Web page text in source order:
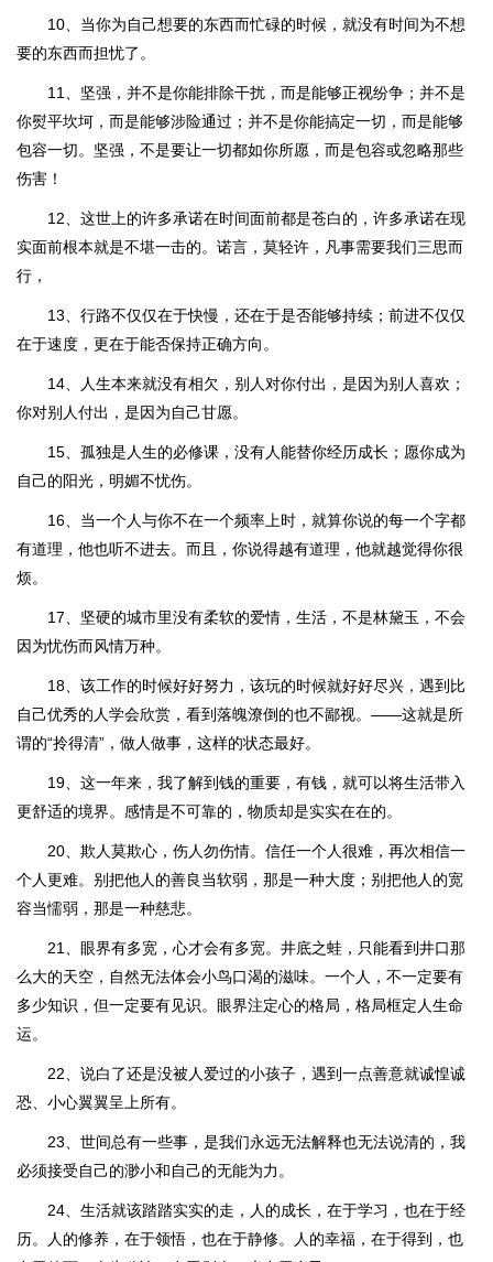
10、当你为自己想要的东西而忙碌的时候，就没有时间为不想
要的东西而担忧了。
11、坚强，并不是你能排除干扰，而是能够正视纷争；并不是
你熨平坎坷，而是能够涉险通过；并不是你能搞定一切，而是能够
包容一切。坚强，不是要让一切都如你所愿，而是包容或忽略那些
伤害！
12、这世上的许多承诺在时间面前都是苍白的，许多承诺在现
实面前根本就是不堪一击的。诺言，莫轻许，凡事需要我们三思而
行，
13、行路不仅仅在于快慢，还在于是否能够持续；前进不仅仅
在于速度，更在于能否保持正确方向。
14、人生本来就没有相欠，别人对你付出，是因为别人喜欢；
你对别人付出，是因为自己甘愿。
15、孤独是人生的必修课，没有人能替你经历成长；愿你成为
自己的阳光，明媚不忧伤。
16、当一个人与你不在一个频率上时，就算你说的每一个字都
有道理，他也听不进去。而且，你说得越有道理，他就越觉得你很
烦。
17、坚硬的城市里没有柔软的爱情，生活，不是林黛玉，不会
因为忧伤而风情万种。
18、该工作的时候好好努力，该玩的时候就好好尽兴，遇到比
自己优秀的人学会欣赏，看到落魄潦倒的也不鄙视。——这就是所
谓的“拎得清”，做人做事，这样的状态最好。
19、这一年来，我了解到钱的重要，有钱，就可以将生活带入
更舒适的境界。感情是不可靠的，物质却是实实在在的。
20、欺人莫欺心，伤人勿伤情。信任一个人很难，再次相信一
个人更难。别把他人的善良当软弱，那是一种大度；别把他人的宽
容当懦弱，那是一种慈悲。
21、眼界有多宽，心才会有多宽。井底之蛙，只能看到井口那
么大的天空，自然无法体会小鸟口渴的滋味。一个人，不一定要有
多少知识，但一定要有见识。眼界注定心的格局，格局框定人生命
运。
22、说白了还是没被人爱过的小孩子，遇到一点善意就诚惶诚
恐、小心翼翼呈上所有。
23、世间总有一些事，是我们永远无法解释也无法说清的，我
必须接受自己的渺小和自己的无能为力。
24、生活就该踏踏实实的走，人的成长，在于学习，也在于经
历。人的修养，在于领悟，也在于静修。人的幸福，在于得到，也